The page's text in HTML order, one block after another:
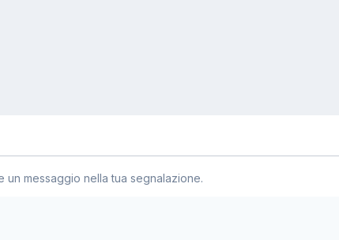
un messaggio nella tua segnalazione.